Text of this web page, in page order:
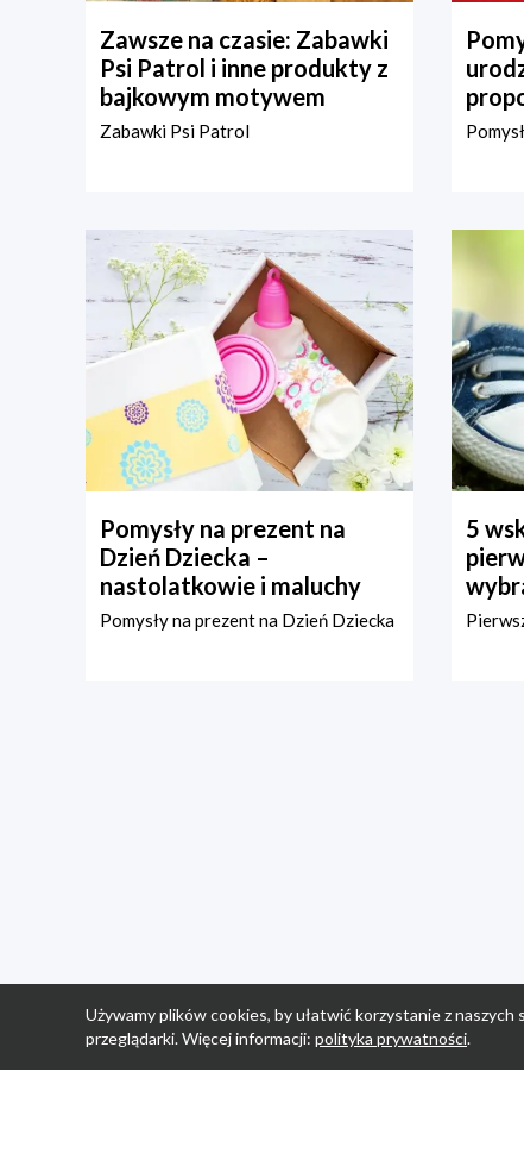
Zawsze na czasie: Zabawki
Psi Patrol i inne produkty z
bajkowym motywem
Zabawki Psi Patrol
Pomysły na prezent na
Dzień Dziecka –
nastolatkowie i maluchy
Pomysły na prezent na Dzień Dziecka
5
Używamy plików cookies, by ułatwić korzystanie z
przeglądarki. Więcej informacji: polityka prywatności.